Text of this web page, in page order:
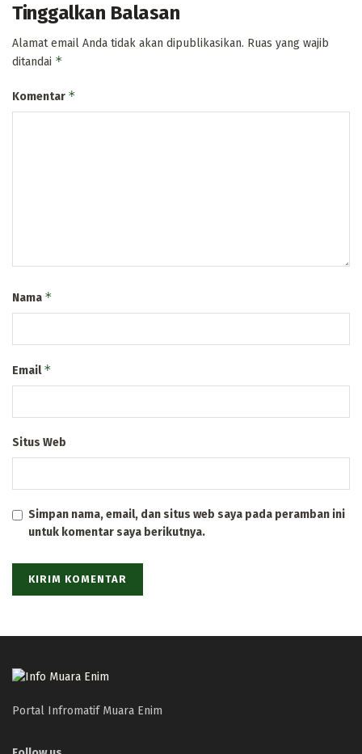
Tinggalkan Balasan
Alamat email Anda tidak akan dipublikasikan. Ruas yang wajib
ditandai *
Komentar *
Nama *
Email*
Situs Web
Simpan nama, email, dan situs web saya pada peramban ini
untuk komentar saya berikutnya.
Portal Infromatif Muara Enim